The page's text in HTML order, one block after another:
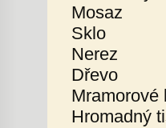
Mosaz
Sklo
Nerez
Dřevo
Mramorové
Hromadný